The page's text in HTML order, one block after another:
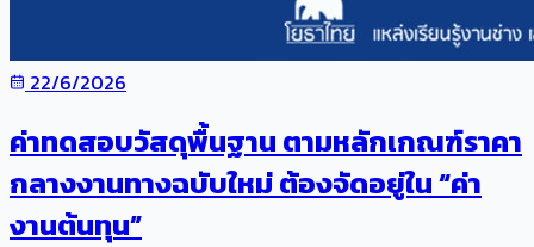
22/6/2026
ค่าทดสอบวัสดุพื้นฐาน ตามหลักเกณฑ์ราคา
กลางงานทางฉบับใหม่ ต้องจัดอยู่ใน “ค่า
งานต้นทุน”